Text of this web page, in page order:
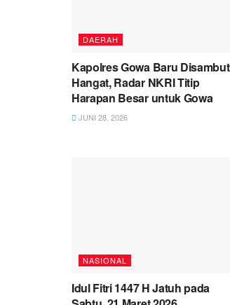
DAERAH
Kapolres Gowa Baru Disambut
Hangat, Radar NKRI Titip
Harapan Besar untuk Gowa
JUNI 28, 2026
NASIONAL
Idul Fitri 1447 H Jatuh pada